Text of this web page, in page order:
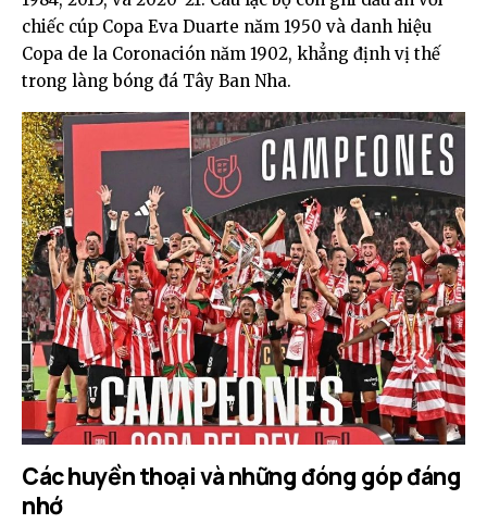
chiếc cúp Copa Eva Duarte năm 1950 và danh hiệu
Copa de la Coronación năm 1902, khẳng định vị thế
trong làng bóng đá Tây Ban Nha.
Các huyền thoại và những đóng góp đáng
nhớ